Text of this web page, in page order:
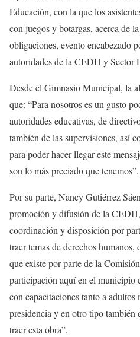
Educación, con la que los
con juegos y botargas, acerca de
obligaciones, evento encabezado
autoridades de la CEDH y Sector
Desde el Gimnasio Municipal, la
que: “Para nosotros es un gusto
autoridades educativas, de
también de las supervisiones, así
para poder hacer llegar este
son lo más preciado que tenemos”.
Por su parte, Nancy Gutiérrez
promoción y difusión de la
coordinación y disposición por
traer temas de derechos humanos,
que existe por parte de la
participación aquí en el municipio
con capacitaciones tanto a adultos
presidencia y en otro tipo también
traer esta obra”.